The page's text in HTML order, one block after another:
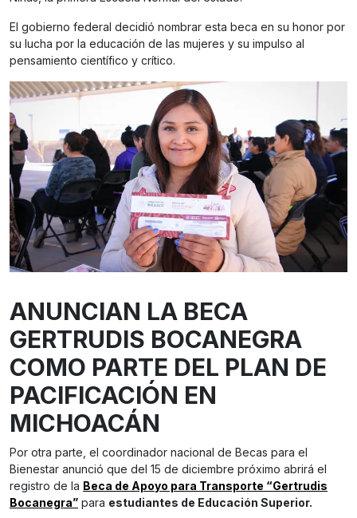
El gobierno federal decidió nombrar esta beca en su honor por
su lucha por la educación de las mujeres y su impulso al
pensamiento científico y crítico.
ANUNCIAN LA BECA
GERTRUDIS BOCANEGRA
COMO PARTE DEL PLAN DE
PACIFICACIÓN EN
MICHOACÁN
Por otra parte, el coordinador nacional de Becas para el
Bienestar anunció que del 15 de diciembre próximo abrirá el
registro de la Beca de Apoyo para Transporte “Gertrudis
Bocanegra” para estudiantes de Educación Superior.